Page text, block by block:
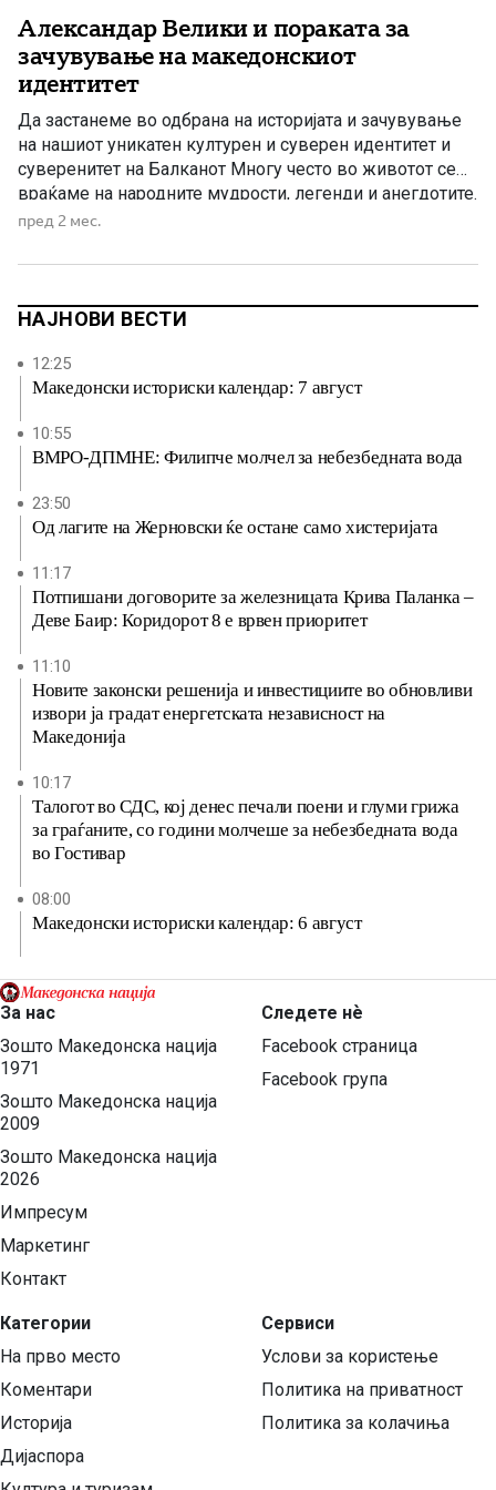
Александар Велики и пораката за
зачувување на македонскиот
идентитет
Да застанеме во одбрана на историјата и зачувување
на нашиот уникатен културен и суверен идентитет и
суверенитет на Балканот Многу често во животот се
враќаме на народните мудрости, легенди и анегдотите.
Анегдотата е кратка, привлечна приказна за вистински
тие обично се користат во разговори, говори или
пред 2 мес.
НАЈНОВИ ВЕСТИ
12:25
Македонски историски календар: 7 август
10:55
ВМРО-ДПМНЕ: Филипче молчел за небезбедната вода
23:50
Од лагите на Жерновски ќе остане само хистеријата
11:17
Потпишани договорите за железницата Крива Паланка –
Деве Баир: Коридорот 8 е врвен приоритет
11:10
Новите законски решенија и инвестициите во обновливи
извори ја градат енергетската независност на
Македонија
10:17
Талогот во СДС, кој денес печали поени и глуми грижа
за граѓаните, со години молчеше за небезбедната вода
во Гостивар
08:00
Македонски историски календар: 6 август
За нас
Зошто Македонска нација
1971
Зошто Македонска нација
2009
Зошто Македонска нација
2026
Импресум
Маркетинг
Контакт
Категории
На прво место
Коментари
Историја
Дијаспора
Следете нѐ
Facebook страница
Facebook група
Сервиси
Услови за користење
Политика на приватност
Политика за колачиња